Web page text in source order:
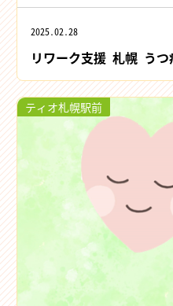
2025.02.28
リワーク支援 札幌 うつ
ティオ札幌駅前